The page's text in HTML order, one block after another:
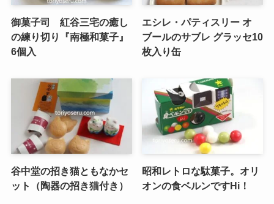
御菓子司 紅谷三宅の癒し
の練り切り『南極和菓子』
6個入
エシレ・パティスリー オ
ブールのサブレ グラッセ10
枚入り缶
谷中堂の招き猫ともなかセ
ット（陶器の招き猫付き）
昭和レトロな駄菓子。オリ
オンの食ベルンですHi！